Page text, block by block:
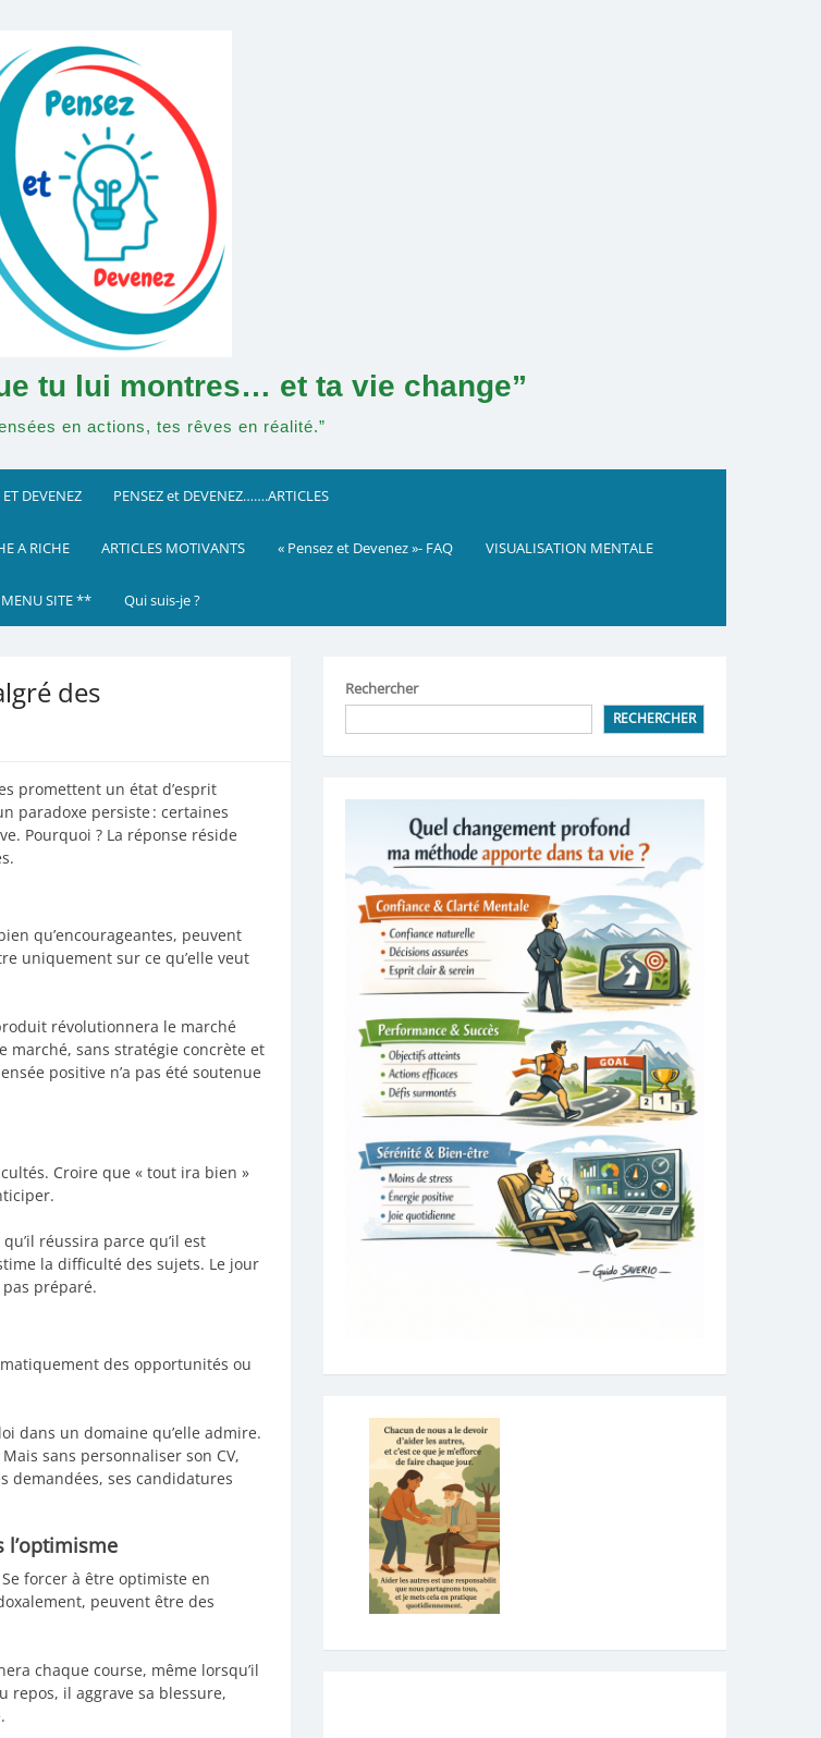
tu lui montres… et ta vie change”
en actions, tes rêves en réalité.”
DEVENEZ PENSEZ et DEVENEZ…….ARTICLES
A RICHE ARTICLES MOTIVANTS « Pensez et Devenez »- FAQ VISUALISATION MENTALE
SITE ** Qui suis-je ?
des
promettent un état d’esprit
paradoxe persiste : certaines
Pourquoi ? La réponse réside
qu’encourageantes, peuvent
uniquement sur ce qu’elle veut
révolutionnera le marché
marché, sans stratégie concrète et
positive n’a pas été soutenue
Croire que « tout ira bien »
réussira parce qu’il est
la difficulté des sujets. Le jour
préparé.
des opportunités ou
dans un domaine qu’elle admire.
Mais sans personnaliser son CV,
demandées, ses candidatures
l’optimisme
forcer à être optimiste en
peuvent être des
chaque course, même lorsqu’il
repos, il aggrave sa blessure,
Rechercher
RECHERCHER